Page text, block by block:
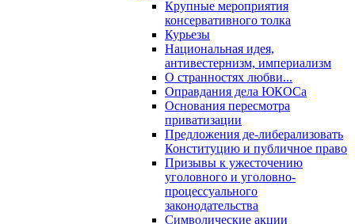
Крупные мероприятия
консервативного толка
Курьезы
Национальная идея,
антивестернизм, империализм
О странностях любви...
Оправдания дела ЮКОСа
Основания пересмотра
приватизации
Предложения де-либерализовать
Конституцию и публичное право
Призывы к ужесточению
уголовного и уголовно-
процессуального
законодательства
Символические акции